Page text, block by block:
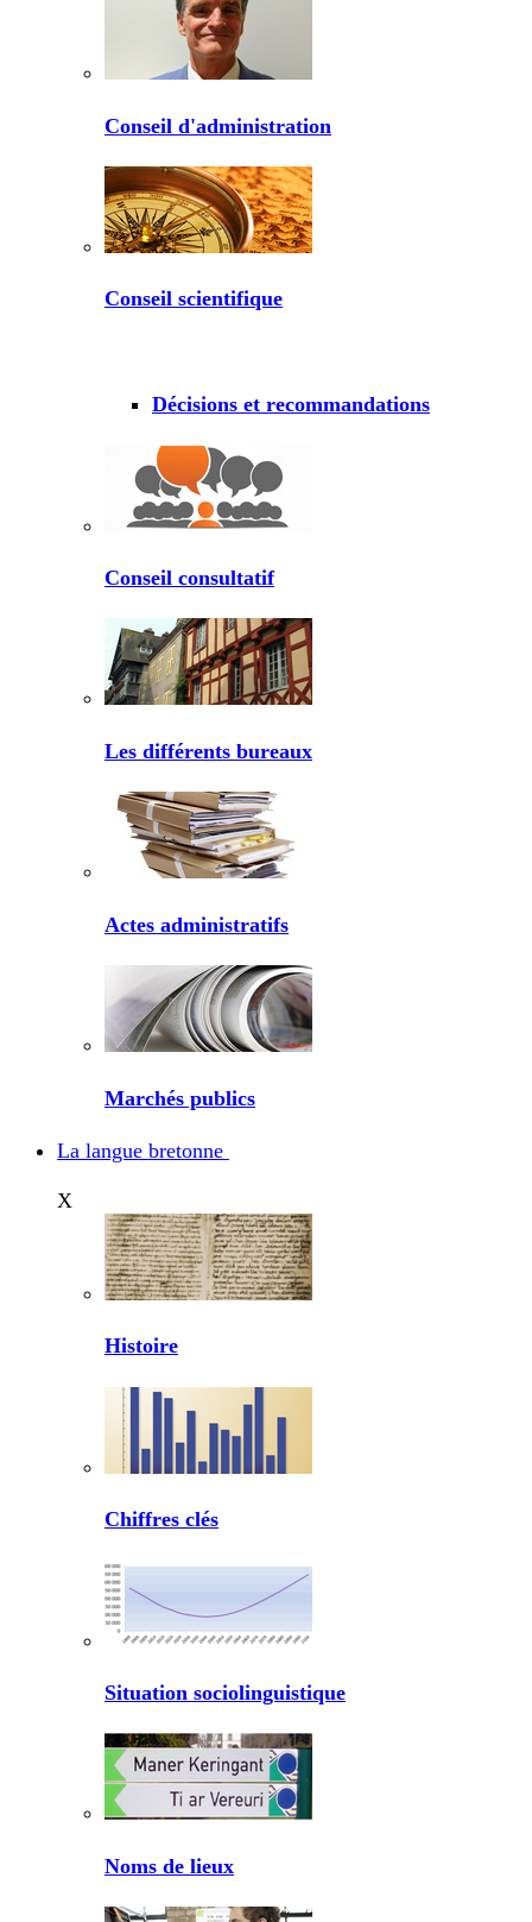
Conseil d'administration
Conseil scientifique
Décisions et recommandations
Conseil consultatif
Les différents bureaux
Actes administratifs
Marchés publics
La langue bretonne
X
Histoire
Chiffres clés
Situation sociolinguistique
Noms de lieux